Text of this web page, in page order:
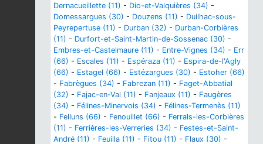
Dernacueillette (11) - Dio-et-Valquières (34) -
Domessargues (30) - Douzens (11) - Duilhac-sous-
Peyrepertuse (11) - Durban (32) - Durban-Corbières
(11) - Durfort-et-Saint-Martin-de-Sossenac (30) -
Embres-et-Castelmaure (11) - Entre-Vignes (34) - Err
(66) - Escales (11) - Espéraza (11) - Espira-de-l'Agly
(66) - Estagel (66) - Estézargues (30) - Estoher (66)
- Fabrègues (34) - Fabrezan (11) - Faget-Abbatial
(32) - Fajac-en-Val (11) - Fanjeaux (11) - Faugères
(34) - Félines-Minervois (34) - Félines-Termenès (11)
- Felluns (66) - Fenouillet (66) - Ferrals-les-Corbières
(11) - Ferrières-les-Verreries (34) - Festes-et-Saint-
André (11) - Feuilla (11) - Fitou (11) - Flaux (30) -